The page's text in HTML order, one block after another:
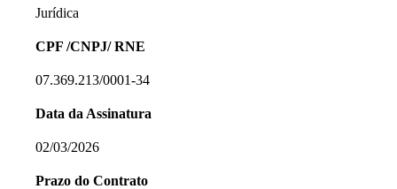
Jurídica
CPF /CNPJ/ RNE
07.369.213/0001-34
Data da Assinatura
02/03/2026
Prazo do Contrato